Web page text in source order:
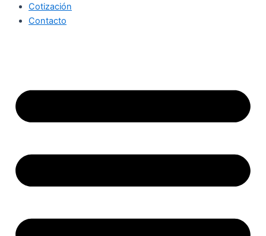
Cotización
Contacto